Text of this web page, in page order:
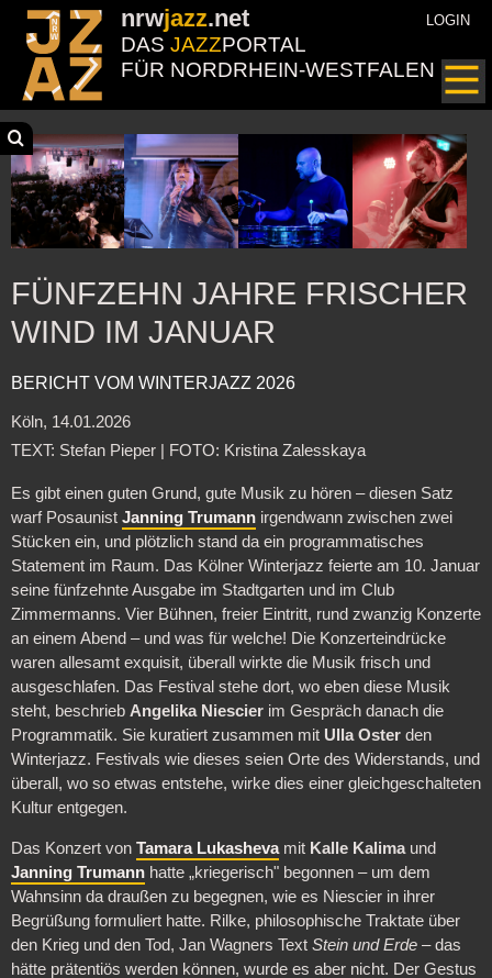
nrwjazz.net
DAS JAZZPORTAL
FÜR NORDRHEIN-WESTFALEN
LOGIN
FÜNFZEHN JAHRE FRISCHER
WIND IM JANUAR
BERICHT VOM WINTERJAZZ 2026
Köln, 14.01.2026
TEXT: Stefan Pieper | FOTO: Kristina Zalesskaya
Es gibt einen guten Grund, gute Musik zu hören – diesen Satz
warf Posaunist Janning Trumannirgendwann zwischen zwei
Stücken ein, und plötzlich stand da ein programmatisches
Statement im Raum. Das Kölner Winterjazz feierte am 10. Januar
seine fünfzehnte Ausgabe im Stadtgarten und im Club
Zimmermanns. Vier Bühnen, freier Eintritt, rund zwanzig Konzerte
an einem Abend – und was für welche! Die Konzerteindrücke
waren allesamt exquisit, überall wirkte die Musik frisch und
ausgeschlafen. Das Festival stehe dort, wo eben diese Musik
steht, beschrieb Angelika Niescierim Gespräch danach die
Programmatik. Sie kuratiert zusammen mit Ulla Osterden
Winterjazz. Festivals wie dieses seien Orte des Widerstands, und
überall, wo so etwas entstehe, wirke dies einer gleichgeschalteten
Kultur entgegen.
Das Konzert von Tamara Lukashevamit Kalle Kalimaund
Janning Trumannhatte „kriegerisch" begonnen – um dem
Wahnsinn da draußen zu begegnen, wie es Niescier in ihrer
Begrüßung formuliert hatte. Rilke, philosophische Traktate über
den Krieg und den Tod, Jan Wagners Text Stein und Erde– das
hätte prätentiös werden können, wurde es aber nicht. Der Gestus